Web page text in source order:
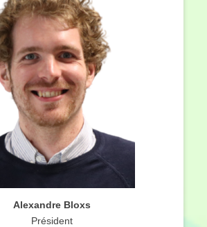
Alexandre Bloxs
Président